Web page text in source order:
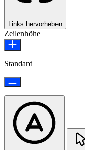
Links hervorheben
Zeilenhöhe
Standard